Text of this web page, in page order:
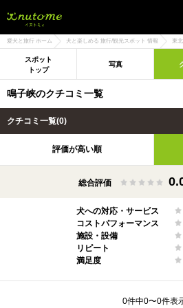
愛犬と旅行 ホーム 犬と楽しめる 旅行/観光スポット 情報 東北
スポット
トップ
写真
鳴子峡のクチコミ一覧
クチコミ一覧(0)
評価が高い順
総合評価
犬への対応・サービス
コストパフォーマンス
施設・設備
リピート
満足度
0件中0〜0件表